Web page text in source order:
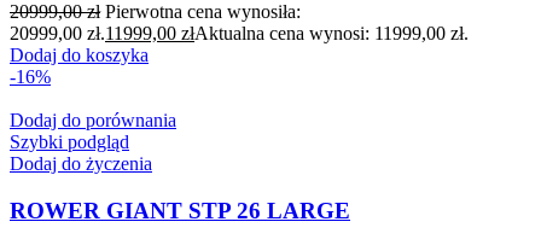
20999,00zł Pierwotna cena wynosiła:
20999,00 zł.11999,00 złAktualna cena wynosi: 11999,00 zł.
Dodaj do koszyka
-16%
Dodaj do porównania
Szybki podgląd
Dodaj do życzenia
ROWER GIANT STP 26 LARGE